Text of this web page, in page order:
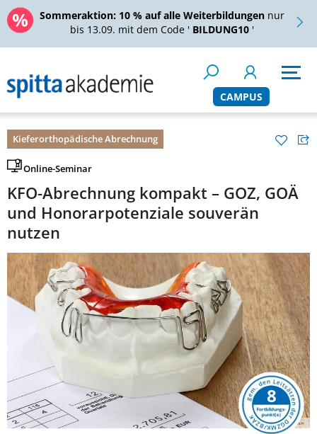
Sommeraktion: 10 % auf alle Weiterbildungen nur
bis 13.09. mit dem Code ' BILDUNG10 '
CAMPUS
Kieferorthopädische Abrechnung
Online-Seminar
KFO-Abrechnung kompakt – GOZ, GOÄ
und Honorarpotenziale souverän
nutzen
8